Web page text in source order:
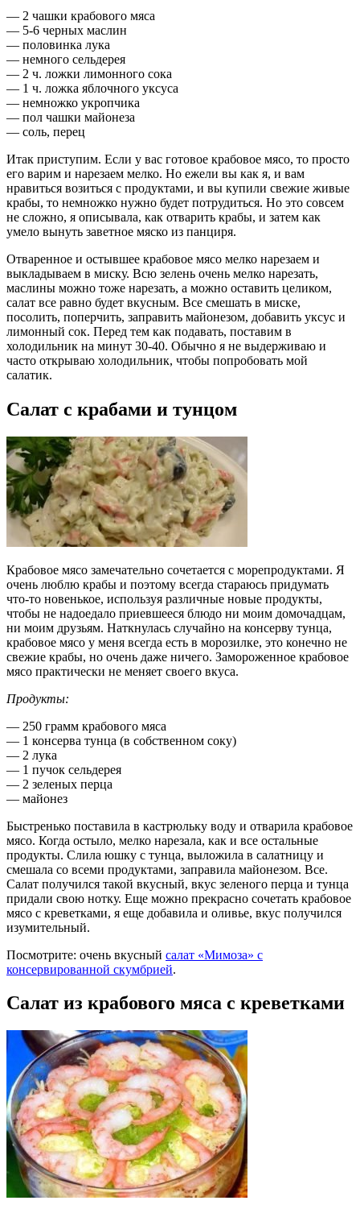
— 2 чашки крабового мяса
— 5-6 черных маслин
— половинка лука
— немного сельдерея
— 2 ч. ложки лимонного сока
— 1 ч. ложка яблочного уксуса
— немножко укропчика
— пол чашки майонеза
— соль, перец
Итак приступим. Если у вас готовое крабовое мясо, то просто
его варим и нарезаем мелко. Но ежели вы как я, и вам
нравиться возиться с продуктами, и вы купили свежие живые
крабы, то немножко нужно будет потрудиться. Но это совсем
не сложно, я описывала, как отварить крабы, и затем как
умело вынуть заветное мяско из панциря.
Отваренное и остывшее крабовое мясо мелко нарезаем и
выкладываем в миску. Всю зелень очень мелко нарезать,
маслины можно тоже нарезать, а можно оставить целиком,
салат все равно будет вкусным. Все смешать в миске,
посолить, поперчить, заправить майонезом, добавить уксус и
лимонный сок. Перед тем как подавать, поставим в
холодильник на минут 30-40. Обычно я не выдерживаю и
часто открываю холодильник, чтобы попробовать мой
салатик.
Салат с крабами и тунцом
Крабовое мясо замечательно сочетается с морепродуктами. Я
очень люблю крабы и поэтому всегда стараюсь придумать
что-то новенькое, используя различные новые продукты,
чтобы не надоедало приевшееся блюдо ни моим домочадцам,
ни моим друзьям. Наткнулась случайно на консерву тунца,
крабовое мясо у меня всегда есть в морозилке, это конечно не
свежие крабы, но очень даже ничего. Замороженное крабовое
мясо практически не меняет своего вкуса.
Продукты:
— 250 грамм крабового мяса
— 1 консерва тунца (в собственном соку)
— 2 лука
— 1 пучок сельдерея
— 2 зеленых перца
— майонез
Быстренько поставила в кастрюльку воду и отварила крабовое
мясо. Когда остыло, мелко нарезала, как и все остальные
продукты. Слила юшку с тунца, выложила в салатницу и
смешала со всеми продуктами, заправила майонезом. Все.
Салат получился такой вкусный, вкус зеленого перца и тунца
придали свою нотку. Еще можно прекрасно сочетать крабовое
мясо с креветками, я еще добавила и оливье, вкус получился
изумительный.
Посмотрите: очень вкусный салат «Мимоза» с
консервированной скумбрией.
Салат из крабового мяса с креветками